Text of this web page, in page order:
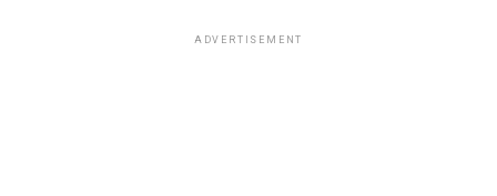
ADVERTISEMENT